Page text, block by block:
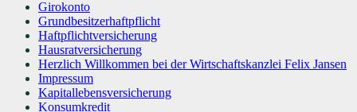
Girokonto
Grundbesitzerhaftpflicht
Haftpflichtversicherung
Hausratversicherung
Herzlich Willkommen bei der Wirtschaftskanzlei Felix Jansen
Impressum
Kapitallebensversicherung
Konsumkredit